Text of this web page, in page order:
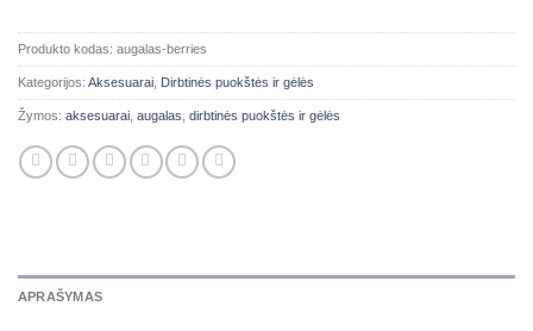
Produkto kodas: augalas-berries
Kategorijos: Aksesuarai Dirbtinės puokštės ir gėlės
Žymos: aksesuarai augalas dirbtinės puokštės ir gėlės
APRAŠYMAS